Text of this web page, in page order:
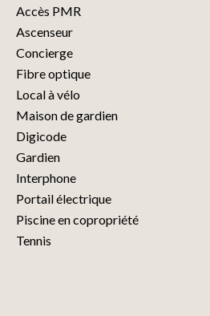
Accès PMR
Ascenseur
Concierge
Fibre optique
Local à vélo
Maison de gardien
Digicode
Gardien
Interphone
Portail électrique
Piscine en copropriété
Tennis